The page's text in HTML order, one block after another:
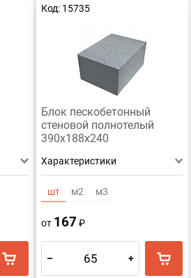
Код: 15735
Блок пескобетонный
стеновой полнотелый
390x188x240
Характеристики
шт м2 м3
от 167₽
– +